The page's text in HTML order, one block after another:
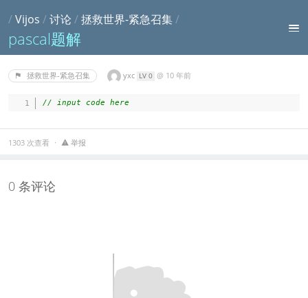
/Vijos /讨论 /拯救世界-紧急召集/
pascal题解
拯救世界-紧急召集 yxc LV 0 @ 10 年前
// input code here
1303 次查看 举报
0 条评论